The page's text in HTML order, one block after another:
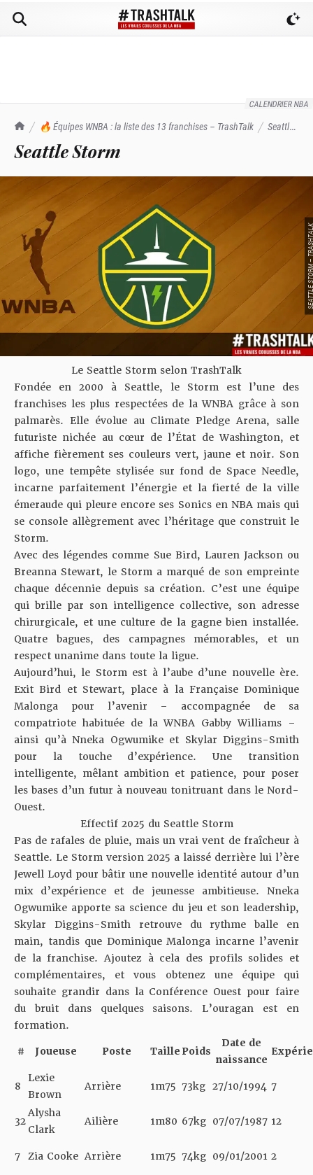
CALENDRIER NBA
TrashTalk Actu NBA
🔥 Équipes WNBA : la liste des 13 franchises – TrashTalk
Seattle
Storm – Équipe WNBA, palmarès, effectif - TrashTalk
Seattle Storm
SEATTLE
Le Seattle Storm selon TrashTalk
Fondée en 2000 à Seattle, le Storm est l’une des
franchises les plus respectées de la WNBA grâce à son
palmarès. Elle évolue au Climate Pledge Arena, salle
futuriste nichée au cœur de l’État de Washington, et
affiche fièrement ses couleurs vert, jaune et noir. Son
logo, une tempête stylisée sur fond de Space Needle,
incarne parfaitement l’énergie et la fierté de la ville
émeraude qui pleure encore ses Sonics en NBA mais qui
se console allègrement avec l’héritage que construit le
Storm.
Avec des légendes comme Sue Bird, Lauren Jackson ou
Breanna Stewart, le Storm a marqué de son empreinte
chaque décennie depuis sa création. C’est une équipe
qui brille par son intelligence collective, son adresse
chirurgicale, et une culture de la gagne bien installée.
Quatre bagues, des campagnes mémorables, et un
respect unanime dans toute la ligue.
Aujourd’hui, le Storm est à l’aube d’une nouvelle ère.
Exit Bird et Stewart, place à la Française Dominique
Malonga pour l’avenir – accompagnée de sa
compatriote habituée de la WNBA Gabby Williams –
ainsi qu’à Nneka Ogwumike et Skylar Diggins-Smith
pour la touche d’expérience. Une transition
intelligente, mêlant ambition et patience, pour poser
les bases d’un futur à nouveau tonitruant dans le Nord-
Ouest.
Effectif 2025 du Seattle Storm
Pas de rafales de pluie, mais un vrai vent de fraîcheur à
Seattle. Le Storm version 2025 a laissé derrière lui l’ère
Jewell Loyd pour bâtir une nouvelle identité autour d’un
mix d’expérience et de jeunesse ambitieuse. Nneka
Ogwumike apporte sa science du jeu et son leadership,
Skylar Diggins-Smith retrouve du rythme balle en
main, tandis que Dominique Malonga incarne l’avenir
de la franchise. Ajoutez à cela des profils solides et
complémentaires, et vous obtenez une équipe qui
souhaite grandir dans la Conférence Ouest pour faire
du bruit dans quelques saisons. L’ouragan est en
formation.
# Joueuse Poste Taille Poids
Date de
naissance
8
Lexie
Brown
Arrière 1m75 73kg 27/10/1994 7
32
Alysha
Clark
Ailière 1m80 67kg 07/07/1987 12
7 Zia Cooke Arrière 1m75 74kg 09/01/2001 2